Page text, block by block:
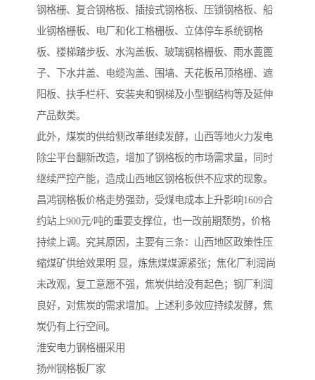
钢格栅、复合钢格板、插接式钢格板、压锁钢格板、船
业钢格栅板、电厂和化工格栅板、立体停车系统钢格
板、楼梯踏步板、水沟盖板、玻璃钢格栅板、雨水蓖篦
子、下水井盖、电缆沟盖、围墙、天花板吊顶格栅、遮
阳板、扶手栏杆、安装夹和钢梯及小型钢结构等及延伸
产品数类。
此外，煤炭的供给侧改革继续发酵，山西等地火力发电
除尘平台翻新改造，增加了钢格板的市场需求量，同时
继续严控产能，造成山西地区钢格板供不应求的现象。
昌鸿钢格板价格走势强劲，受煤电成本上升影响1609合
约站上900元/吨的重要支撑位，也一改前期颓势，价格
持续上调。究其原因，主要有三条：山西地区政策性压
缩煤矿供给效果明 显，炼焦煤煤源紧张；焦化厂利润尚
未改观，复工意愿不强，焦炭供给没有起色；钢厂利润
良好，对焦炭的需求增加。上述利多效应持续发酵，焦
炭仍有上行空间。
淮安电力钢格栅采用
扬州钢格板厂家